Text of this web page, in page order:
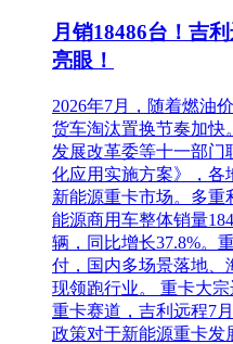
月销18486台！吉
亮眼！
2026年7月，随着燃油
货车淘汰置换节奏加快
发展改革委等十一部门
化应用实施方案》，各
新能源重卡市场。多重
能源商用车整体销量
辆，同比增长37.8%。
付，国内多场景落地、
现领跑行业。 重卡大
重卡赛道，吉利远程7
政策对于新能源重卡发